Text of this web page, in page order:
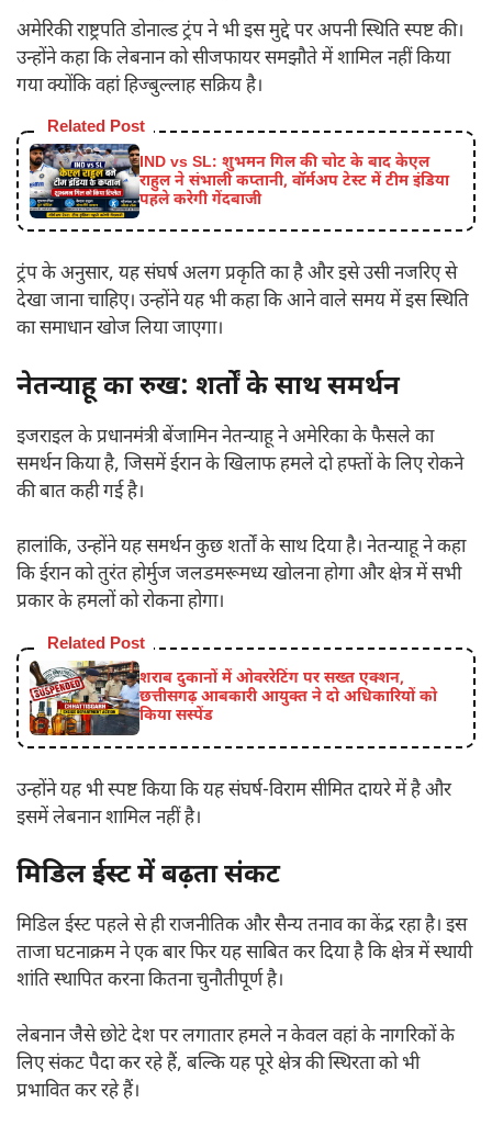
अमेरिकी राष्ट्रपति डोनाल्ड ट्रंप ने भी इस मुद्दे पर अपनी स्थिति स्पष्ट की।
उन्होंने कहा कि लेबनान को सीजफायर समझौते में शामिल नहीं किया
गया क्योंकि वहां हिज्बुल्लाह सक्रिय है।
Related Post
IND vs SL: शुभमन गिल की चोट के बाद केएल
राहुल ने संभाली कप्तानी, वॉर्मअप टेस्ट में टीम इंडिया
पहले करेगी गेंदबाजी
ट्रंप के अनुसार, यह संघर्ष अलग प्रकृति का है और इसे उसी नजरिए से
देखा जाना चाहिए। उन्होंने यह भी कहा कि आने वाले समय में इस स्थिति
का समाधान खोज लिया जाएगा।
नेतन्याहू का रुख: शर्तों के साथ समर्थन
इजराइल के प्रधानमंत्री बेंजामिन नेतन्याहू ने अमेरिका के फैसले का
समर्थन किया है, जिसमें ईरान के खिलाफ हमले दो हफ्तों के लिए रोकने
की बात कही गई है।
हालांकि, उन्होंने यह समर्थन कुछ शर्तों के साथ दिया है। नेतन्याहू ने कहा
कि ईरान को तुरंत होर्मुज जलडमरूमध्य खोलना होगा और क्षेत्र में सभी
प्रकार के हमलों को रोकना होगा।
Related Post
शराब दुकानों में ओवररेटिंग पर सख्त एक्शन,
छत्तीसगढ़ आबकारी आयुक्त ने दो अधिकारियों को
किया सस्पेंड
उन्होंने यह भी स्पष्ट किया कि यह संघर्ष-विराम सीमित दायरे में है और
इसमें लेबनान शामिल नहीं है।
मिडिल ईस्ट में बढ़ता संकट
मिडिल ईस्ट पहले से ही राजनीतिक और सैन्य तनाव का केंद्र रहा है। इस
ताजा घटनाक्रम ने एक बार फिर यह साबित कर दिया है कि क्षेत्र में स्थायी
शांति स्थापित करना कितना चुनौतीपूर्ण है।
लेबनान जैसे छोटे देश पर लगातार हमले न केवल वहां के नागरिकों के
लिए संकट पैदा कर रहे हैं, बल्कि यह पूरे क्षेत्र की स्थिरता को भी
प्रभावित कर रहे हैं।